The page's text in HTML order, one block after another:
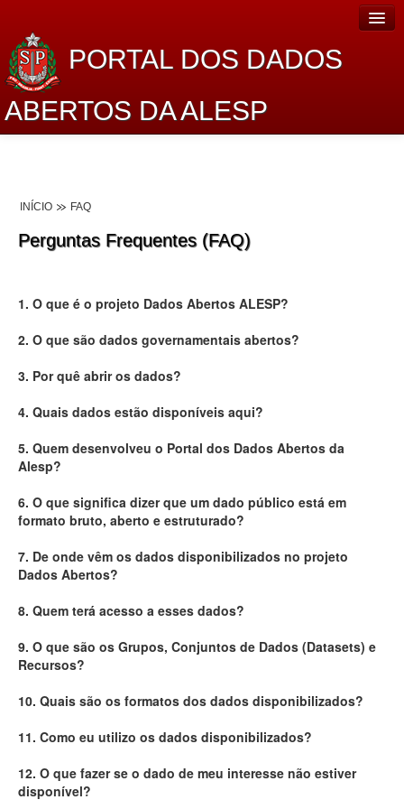
PORTAL DOS DADOS
ABERTOS DA ALESP
Lei de Acesso à Informação
Administração
Legislação
Perguntas frequentes
Contato
INÍCIO FAQ
Perguntas Frequentes (FAQ)
1. O que é o projeto Dados Abertos ALESP?
2. O que são dados governamentais abertos?
3. Por quê abrir os dados?
4. Quais dados estão disponíveis aqui?
5. Quem desenvolveu o Portal dos Dados Abertos da
Alesp?
6. O que significa dizer que um dado público está em
formato bruto, aberto e estruturado?
7. De onde vêm os dados disponibilizados no projeto
Dados Abertos?
8. Quem terá acesso a esses dados?
9. O que são os Grupos, Conjuntos de Dados (Datasets) e
Recursos?
10. Quais são os formatos dos dados disponibilizados?
11. Como eu utilizo os dados disponibilizados?
12. O que fazer se o dado de meu interesse não estiver
disponível?